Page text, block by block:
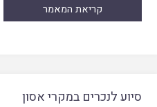
קריאת המאמר
סיוע לנכרים במקרי אסון